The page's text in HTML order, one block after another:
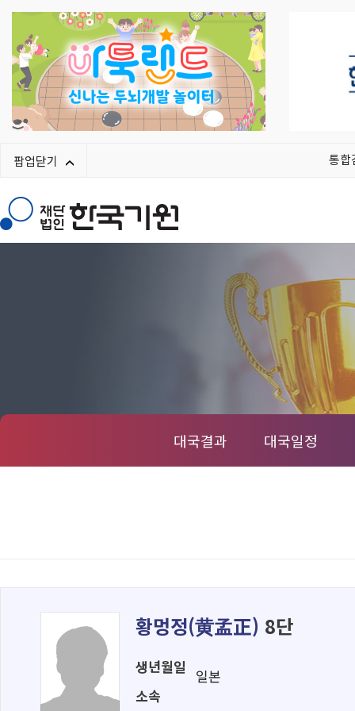
팝업닫기 통합
대국결과 대국일정
황멍정(黄孟正) 8단
생년월일
소속
일본